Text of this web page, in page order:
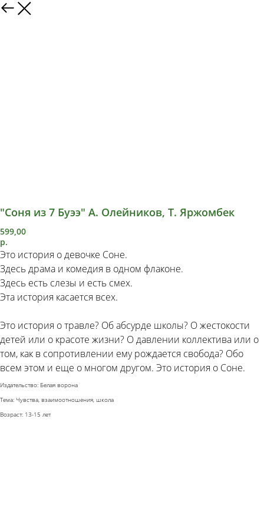
"Соня из 7 Буээ" А. Олейников, Т. Яржомбек
599,00
р.
Это история о девочке Соне.
Здесь драма и комедия в одном флаконе.
Здесь есть слезы и есть смех.
Эта история касается всех.
Это история о травле? Об абсурде школы? О жестокости
детей или о красоте жизни? О давлении коллектива или о
том, как в сопротивлении ему рождается свобода? Обо
всем этом и еще о многом другом. Это история о Соне.
Издательство: Белая ворона
Тема: Чувства, взаимоотношения, школа
Возраст: 13-15 лет